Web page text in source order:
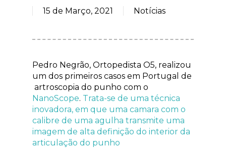
15 de Março, 2021 Notícias
Pedro Negrão, Ortopedista O5, realizou
um dos primeiros casos em Portugal de
artroscopia do punho com o
NanoScope. Trata-se de uma técnica
inovadora, em que uma camara com o
calibre de uma agulha transmite uma
imagem de alta definição do interior da
articulação do punho